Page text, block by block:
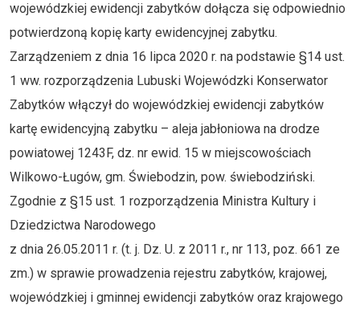
wojewódzkiej ewidencji zabytków dołącza się odpowiednio
potwierdzoną kopię karty ewidencyjnej zabytku.
Zarządzeniem z dnia 16 lipca 2020 r. na podstawie §14 ust.
1 ww. rozporządzenia Lubuski Wojewódzki Konserwator
Zabytków włączył do wojewódzkiej ewidencji zabytków
kartę ewidencyjną zabytku – aleja jabłoniowa na drodze
powiatowej 1243F, dz. nr ewid. 15 w miejscowościach
Wilkowo-Ługów, gm. Świebodzin, pow. świebodziński.
Zgodnie z §15 ust. 1 rozporządzenia Ministra Kultury i
Dziedzictwa Narodowego
z dnia 26.05.2011 r. (t. j. Dz. U. z 2011 r., nr 113, poz. 661 ze
zm.) w sprawie prowadzenia rejestru zabytków, krajowej,
wojewódzkiej i gminnej ewidencji zabytków oraz krajowego